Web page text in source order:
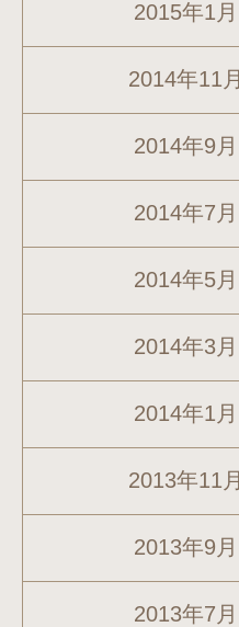
2015年1月
2014年11月
2014年9月
2014年7月
2014年5月
2014年3月
2014年1月
2013年11月
2013年9月
2013年7月